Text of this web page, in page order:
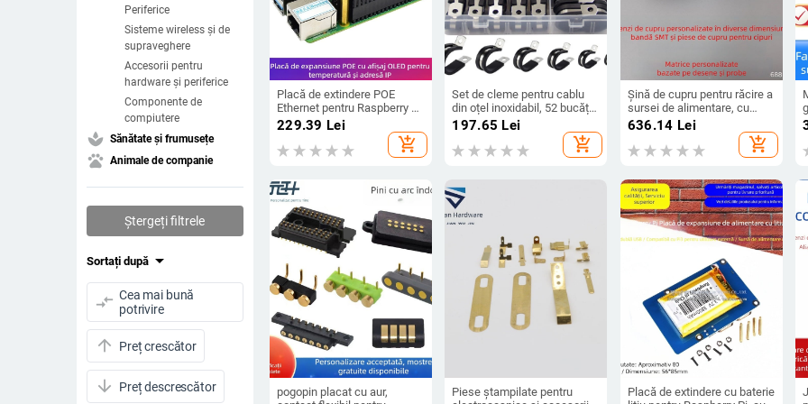
Periferice
Sisteme wireless și de
supraveghere
Accesorii pentru
hardware și periferice
Componente de
compiutere
spa Sănătate și frumusețe
pets Animale de companie
Ștergeți filtrele
Sortați după arrow_drop_down
compare_arrows Cea mai bună
potrivire
arrow_upward Preț crescător
arrow_downward Preț descrescător
Placă de extindere POE
Ethernet pentru Raspberry Pi
4B/3B+ cu afișaj OLED în
timp real al temperaturii și
extensie IO pentru adresă IP
229.39 Lei
add_shopping_cart
Set de cleme pentru cablu
din oțel inoxidabil, 52 bucăți,
cu tampoane din cauciuc,
197.65 Lei
add_shopping_cart
Șină de cupru pentru răcire a
sursei de alimentare, cu
radiator, placă SMT de lipire
și bandă conductivă –
Fuying Hardware
636.14 Lei
add_shopping_cart
pogopin placat cu aur,
Piese ștampilate pentru
Placă de extindere cu baterie